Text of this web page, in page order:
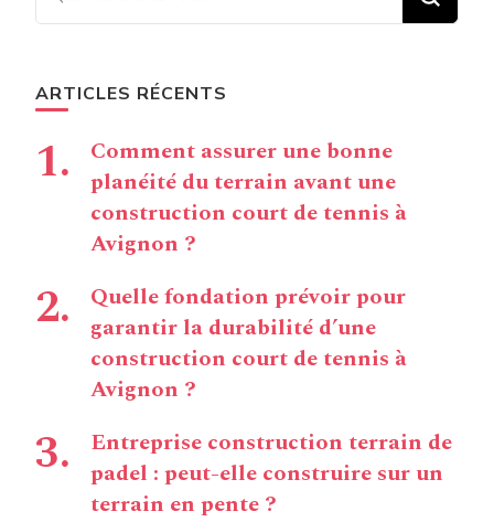
chose ?
ARTICLES RÉCENTS
Comment assurer une bonne
planéité du terrain avant une
construction court de tennis à
Avignon ?
Quelle fondation prévoir pour
garantir la durabilité d’une
construction court de tennis à
Avignon ?
Entreprise construction terrain de
padel : peut-elle construire sur un
terrain en pente ?